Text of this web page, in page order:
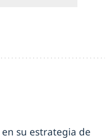
su estrategia de